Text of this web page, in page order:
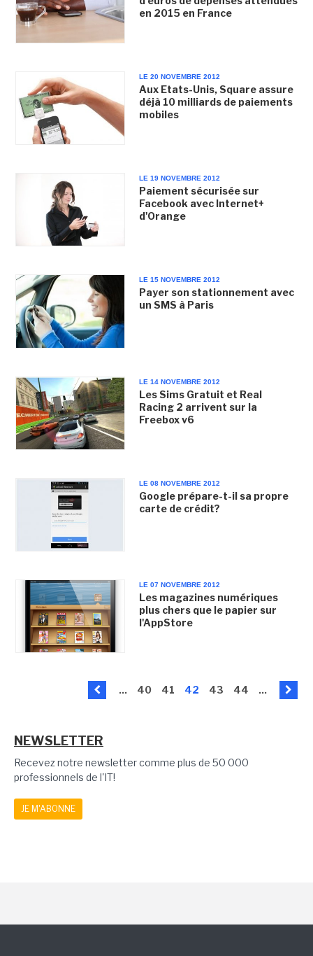
en 2015 en France
LE 20 NOVEMBRE 2012
Aux Etats-Unis, Square assure
déjà 10 milliards de paiements
mobiles
LE 19 NOVEMBRE 2012
Paiement sécurisée sur
Facebook avec Internet+
d'Orange
LE 15 NOVEMBRE 2012
Payer son stationnement avec
un SMS à Paris
LE 14 NOVEMBRE 2012
Les Sims Gratuit et Real
Racing 2 arrivent sur la
Freebox v6
LE 08 NOVEMBRE 2012
Google prépare-t-il sa propre
carte de crédit?
LE 07 NOVEMBRE 2012
Les magazines numériques
plus chers que le papier sur
l'AppStore
... 40 41 42 43 44 ...
NEWSLETTER
Recevez notre newsletter comme plus de 50 000
professionnels de l'IT!
JE M'ABONNE